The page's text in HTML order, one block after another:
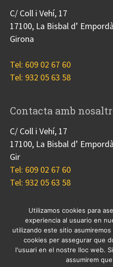
C/ Coll i Vehí, 17
17100, La Bisbal d’ Empordà
Girona
Tel: 609 02 67 60
Tel: 932 05 63 58
Contacta amb
C/ Coll i Vehí, 17
17100, La Bisbal d’ Empordà
Gir
Tel: 609 02 67 60
Tel: 932 05 63 58
Nosotros
© 2017 Copyright, diseño
Utilizamos cookies para
experiencia al usuario en
utilizando este sitio
cookies per assegurar que
l'usuari en el nostre lloc web.
assumirem